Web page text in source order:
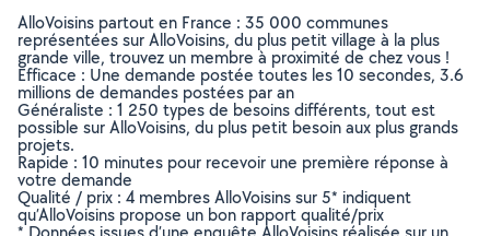
AlloVoisins partout en France : 35 000 communes
représentées sur AlloVoisins, du plus petit village à la plus
grande ville, trouvez un membre à proximité de chez vous !
Efficace : Une demande postée toutes les 10 secondes, 3.6
millions de demandes postées par an
Généraliste : 1 250 types de besoins différents, tout est
possible sur AlloVoisins, du plus petit besoin aux plus grands
projets.
Rapide : 10 minutes pour recevoir une première réponse à
votre demande
Qualité / prix : 4 membres AlloVoisins sur 5* indiquent
qu’AlloVoisins propose un bon rapport qualité/prix